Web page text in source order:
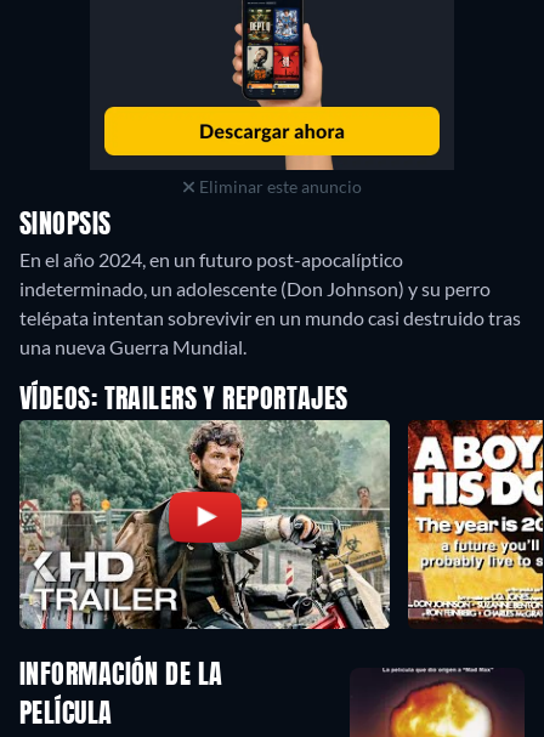
Eliminar este anuncio
SINOPSIS
En el año 2024, en un futuro post-apocalíptico
indeterminado, un adolescente (Don Johnson) y su perro
telépata intentan sobrevivir en un mundo casi destruido tras
una nueva Guerra Mundial.
VÍDEOS: TRAILERS Y REPORTAJES
INFORMACIÓN DE LA
PELÍCULA